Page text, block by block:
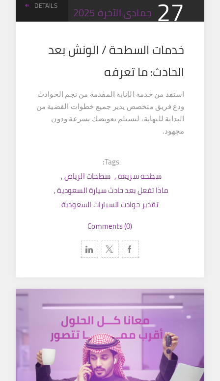
27 جمادى الآخرة 2025
DETAILS
خدمات السطحة / الونش بعد
الحادث: ما تعرفه
استفد من خدمة الإنابة المقدمة من نجم الحوادث
ودع فريق متخصص يدير جميع خطوات القضية من
البداية للنهاية، لتستلم تعويضك بسرعة ودون
مجهود.
Tags:
سطحة سريعة, سطحات الرياض,
ماذا تفعل بعد حادث سيارة السعودية,
تقدير حوادث السيارات السعودية
Comments (0)